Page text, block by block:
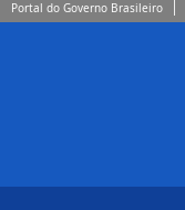
Portal do Governo Brasileiro